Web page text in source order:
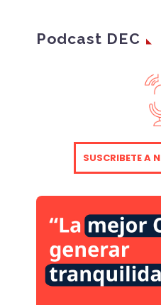
valor
Para
Podcast DEC
SUSCRIBETE A